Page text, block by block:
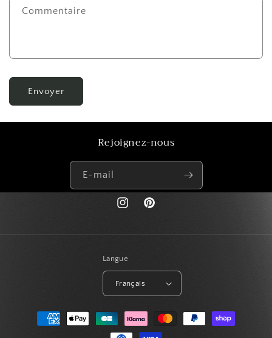
Commentaire
Envoyer
Rejoignez-nous
E-mail
https://www.instagram.com/
Pinterest
Langue
Français
Moyens